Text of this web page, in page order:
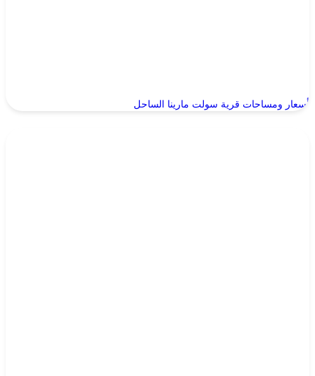
أسعار ومساحات قرية سولت مارينا الساحل